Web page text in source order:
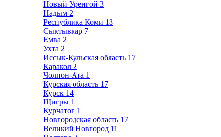
Новый Уренгой 3
Надым 2
Республика Коми 18
Сыктывкар 7
Емва 2
Ухта 2
Иссык-Кульская область 17
Каракол 2
Чолпон-Ата 1
Курская область 17
Курск 14
Щигры 1
Курчатов 1
Новгородская область 17
Великий Новгород 11